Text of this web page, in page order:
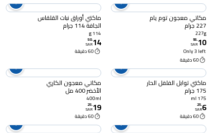
مكاتي معجون توم يام
227 جرام
227g
10
.
95
SAR
Only 3 left
60 دقيقة
ماكتي أوراق نبات القلقاس
الجافة 114 جرام
114 g
14
.
50
SAR
60 دقيقة
ماكتي توابل الفلفل الحار
175 جرام
175 ml
6
.
25
SAR
60 دقيقة
مكاتي معجون الكاري
الأخضر 400 مل
400ml
19
.
25
SAR
60 دقيقة